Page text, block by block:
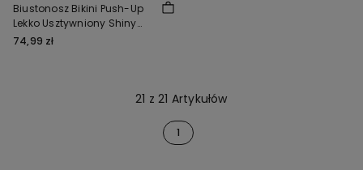
Biustonosz Bikini Push-Up
Lekko Usztywniony Shiny
Glam Niebieski
74,99 zł
21 z 21 Artykułów
1